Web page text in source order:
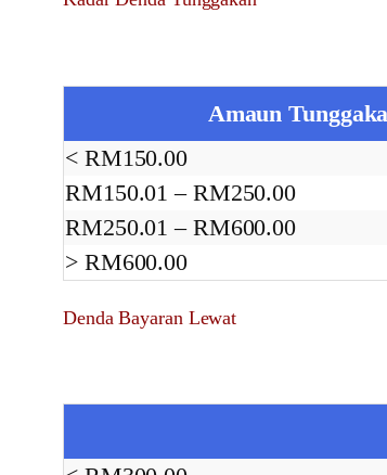
Amaun
< RM150.00
RM150.01 – RM250.00
RM250.01 – RM600.00
> RM600.00
Denda Bayaran Lewat